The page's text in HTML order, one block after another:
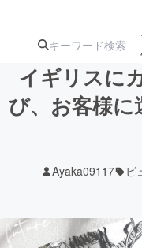
注
イギリスに
び、お客様に
Ayaka09117 ビ